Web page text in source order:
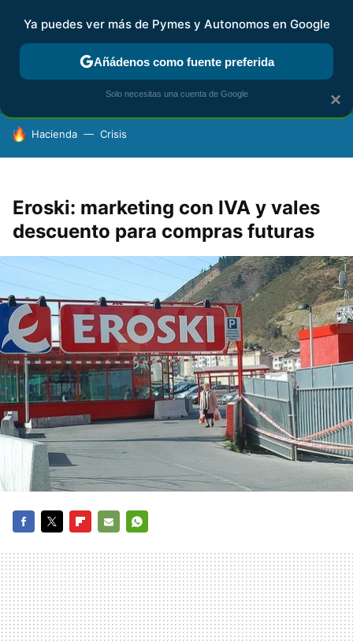
FISCALIDAD Y CONTABILIDAD KIT DIGITAL RENTA
HOY SE HABLA DE
Hacienda Crisis
Eroski: marketing con IVA y vales
descuento para compras futuras
MAIL
×
Ya puedes ver más de Pymes y Autonomos en Google
Añádenos como fuente preferida
Solo necesitas una cuenta de Google